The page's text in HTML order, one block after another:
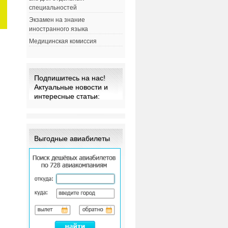
специальностей
Экзамен на знание
иностранного языка
Медицинская комиссия
Подпишитесь на нас!
Актуальные новости и
интересные статьи:
Выгодные авиабилеты